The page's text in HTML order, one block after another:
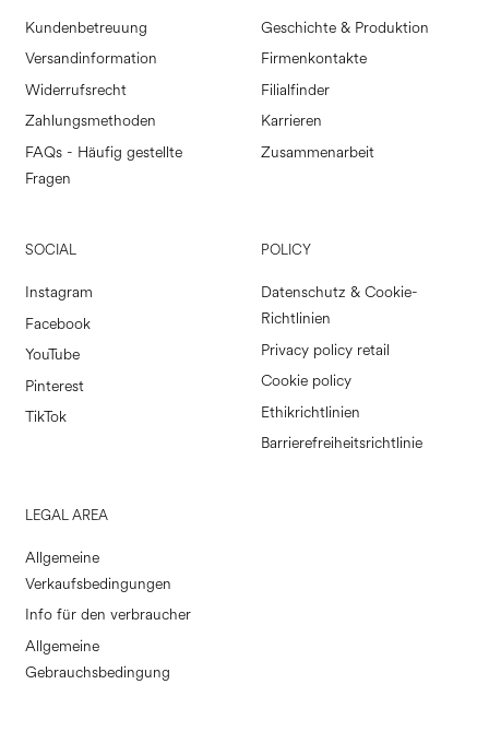
Kundenbetreuung
Versandinformation
Widerrufsrecht
Zahlungsmethoden
FAQs - Häufig gestellte
Fragen
Geschichte & Produktion
Firmenkontakte
Filialfinder
Karrieren
Zusammenarbeit
SOCIAL
Instagram
Facebook
YouTube
Pinterest
TikTok
POLICY
Datenschutz & Cookie-
Richtlinien
Privacy policy retail
Cookie policy
Ethikrichtlinien
Barrierefreiheitsrichtlinie
LEGAL AREA
Allgemeine
Verkaufsbedingungen
Info für den verbraucher
Allgemeine
Gebrauchsbedingung